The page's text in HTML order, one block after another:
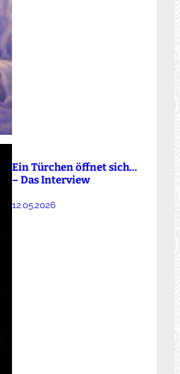
Ein Türchen öffnet sich…
– Das Interview
12.05.2026